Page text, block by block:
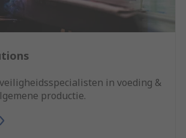
in voeding &
productie.